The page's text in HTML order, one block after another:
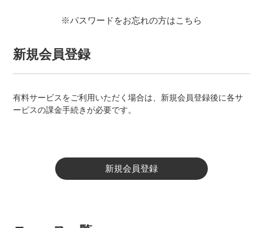
※パスワードをお忘れの方はこちら
新規会員登録
有料サービスをご利用いただく場合は、新規会員登録後に各サ
ービスの課金手続きが必要です。
新規会員登録